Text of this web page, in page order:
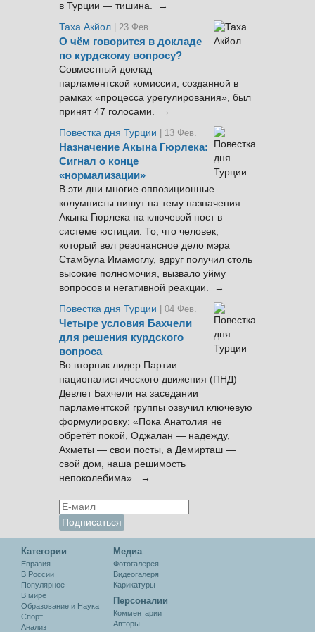
в Турции — тишина. →
Таха Акйол | 23 Фев.
О чём говорится в докладе
по курдскому вопросу?
Совместный доклад
парламентской комиссии, созданной в
рамках «процесса урегулирования», был
принят 47 голосами. →
Повестка дня Турции
| 13 Фев.
Назначение Акына Гюрлека:
Сигнал о конце
«нормализации»
В эти дни многие оппозиционные
колумнисты пишут на тему назначения
Акына Гюрлека на ключевой пост в
системе юстиции. То, что человек,
который вел резонансное дело мэра
Стамбула Имамоглу, вдруг получил столь
высокие полномочия, вызвало уйму
вопросов и негативной реакции. →
Повестка дня Турции
| 04 Фев.
Четыре условия Бахчели
для решения курдского
вопроса
Во вторник лидер Партии
националистического движения (ПНД)
Девлет Бахчели на заседании
парламентской группы озвучил ключевую
формулировку: «Пока Анатолия не
обретёт покой, Оджалан — надежду,
Ахметы — свои посты, а Демирташ —
свой дом, наша решимость
непоколебима». →
Категории
Евразия
В России
Популярное
В мире
Образование и Наука
Спорт
Анализ
Медиа
Фотогалерея
Видеогалеря
Карикатуры
Персоналии
Комментарии
Авторы